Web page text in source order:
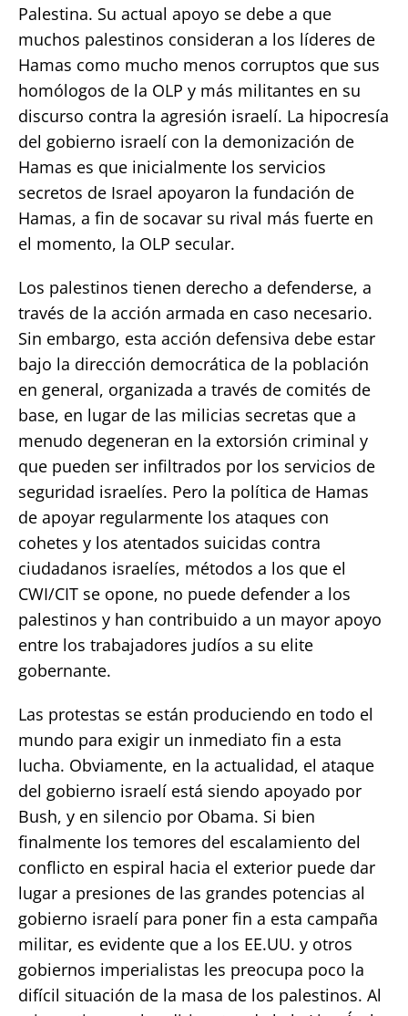
Palestina. Su actual apoyo se debe a que
muchos palestinos consideran a los líderes de
Hamas como mucho menos corruptos que sus
homólogos de la OLP y más militantes en su
discurso contra la agresión israelí. La hipocresía
del gobierno israelí con la demonización de
Hamas es que inicialmente los servicios
secretos de Israel apoyaron la fundación de
Hamas, a fin de socavar su rival más fuerte en
el momento, la OLP secular.
Los palestinos tienen derecho a defenderse, a
través de la acción armada en caso necesario.
Sin embargo, esta acción defensiva debe estar
bajo la dirección democrática de la población
en general, organizada a través de comités de
base, en lugar de las milicias secretas que a
menudo degeneran en la extorsión criminal y
que pueden ser infiltrados por los servicios de
seguridad israelíes. Pero la política de Hamas
de apoyar regularmente los ataques con
cohetes y los atentados suicidas contra
ciudadanos israelíes, métodos a los que el
CWI/CIT se opone, no puede defender a los
palestinos y han contribuido a un mayor apoyo
entre los trabajadores judíos a su elite
gobernante.
Las protestas se están produciendo en todo el
mundo para exigir un inmediato fin a esta
lucha. Obviamente, en la actualidad, el ataque
del gobierno israelí está siendo apoyado por
Bush, y en silencio por Obama. Si bien
finalmente los temores del escalamiento del
conflicto en espiral hacia el exterior puede dar
lugar a presiones de las grandes potencias al
gobierno israelí para poner fin a esta campaña
militar, es evidente que a los EE.UU. y otros
gobiernos imperialistas les preocupa poco la
difícil situación de la masa de los palestinos. Al